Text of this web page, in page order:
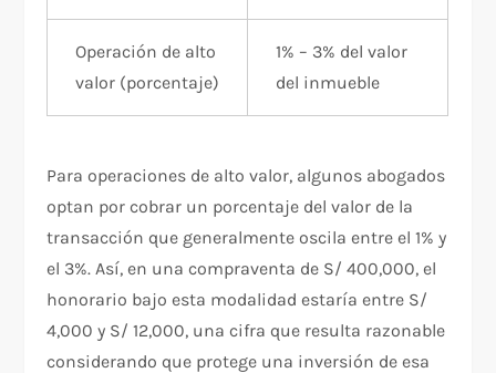
Operación de alto
valor (porcentaje)
1% – 3% del valor
del inmueble
Para operaciones de alto valor, algunos abogados
optan por cobrar un porcentaje del valor de la
transacción que generalmente oscila entre el 1% y
el 3%. Así, en una compraventa de S/ 400,000, el
honorario bajo esta modalidad estaría entre S/
4,000 y S/ 12,000, una cifra que resulta razonable
considerando que protege una inversión de esa